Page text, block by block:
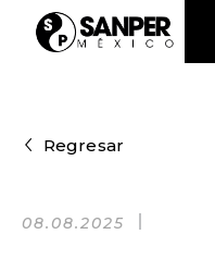
Regresar
08.08.2025